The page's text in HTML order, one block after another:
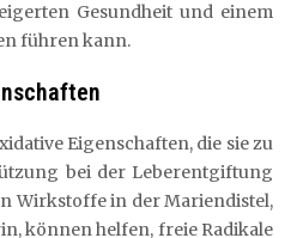
Gesundheit und einem
führen kann.
Eigenschaften, die sie zu
bei der Leberentgiftung
Wirkstoffe in der Mariendistel,
können helfen, freie Radikale